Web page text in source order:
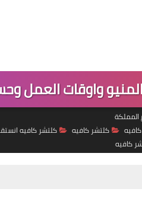
واوقات العمل
كلتشر كافيه
كلتشر كافيه
كافيه